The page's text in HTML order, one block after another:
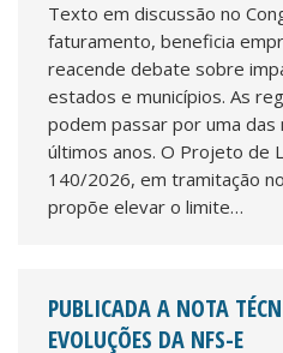
Texto em discussão no
faturamento, beneficia
reacende debate sobre
estados e municípios. As
podem passar por uma das
últimos anos. O Projeto de
140/2026, em tramitação
propõe elevar o limite…
PUBLICADA A NOTA
EVOLUÇÕES DA NFS-E